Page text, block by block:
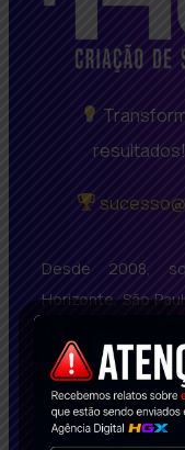
Desde 2008,
Horizonte, São
soluções
avaliados, SEO
Digital
casos de